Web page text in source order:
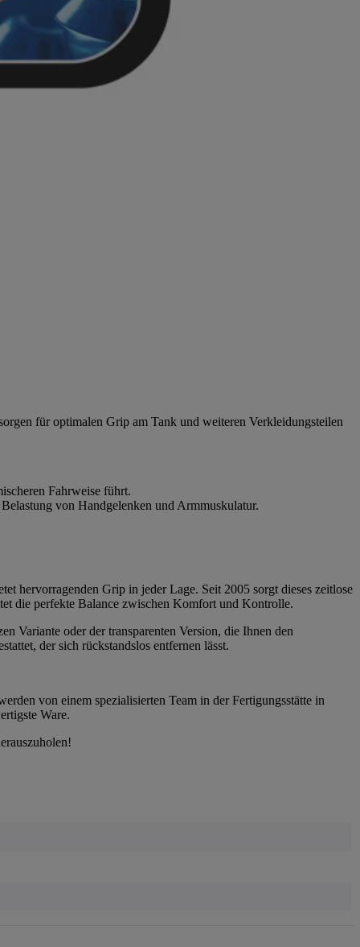
für optimalen Grip am Tank und weiteren Verkleidungsteilen
Fahrweise führt.
von Handgelenken und Armmuskulatur.
hervorragenden Grip in jeder Lage. Seit 2005 sorgt dieses zeitlose
die perfekte Balance zwischen Komfort und Kontrolle.
Variante oder der transparenten Version, die Ihnen den
der sich rückstandslos entfernen lässt.
von einem spezialisierten Team in der Fertigungsstätte in
Ware.